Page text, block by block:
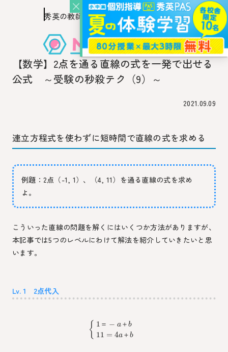
このページの本文へ移動
秀英の教師を知り、
秀英の教師から教わるウェブ・メディア
【数学】2点を通る直線の式を一発で出せる
公式 ～受験の秒殺テク（9）～
2021.09.09
連立方程式を使わずに短時間で直線の式を求める
例題：2点（-1, 1）、（4, 11）を通る直線の式を求め
よ。
こういった直線の問題を解くにはいくつか方法がありますが、
本記事では5つのレベルにわけて解法を紹介していきたいと思
います。
Lv. 1 2点代入
{ 1 ＝ − a＋ b
11 = 4a ＋b